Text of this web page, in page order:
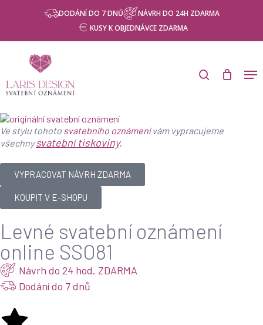
content
DODÁNÍ DO 7 DNŮ
NÁVRH DO 24H ZDARMA
KUSY K OBJEDNÁVCE ZDARMA
Ve stylu tohoto svatebního oznámenívám vypracujeme
všechnysvatební tiskoviny.
VYPRACOVAT NÁVRH ZDARMA
KOUPIT V E-SHOPU
Levné svatební oznámení
online SSO81
Návrh do 24 hod. ZDARMA
Dodání do 7 dnů